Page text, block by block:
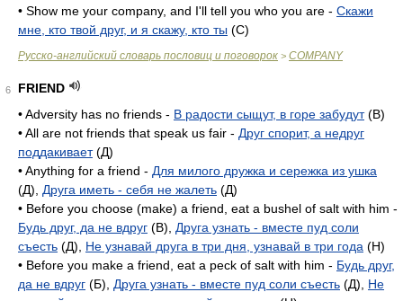
• Show me your company, and I'll tell you who you are - Скажи
мне, кто твой друг, и я скажу, кто ты (C)
Русско-английский словарь пословиц и поговорок > COMPANY
6
FRIEND
• Adversity has no friends - В радости сыщут, в горе забудут(B)
• All are not friends that speak us fair - Друг спорит, а недруг
поддакивает(Д)
• Anything for a friend - Для милого дружка и сережка из ушка
(Д), Друга иметь - себя не жалеть (Д)
• Before you choose (make) a friend, eat a bushel of salt with him -
Будь друг, да не вдруг (B), Друга узнать - вместе пуд соли
съесть (Д), Не узнавай друга в три дня, узнавай в три года (H)
• Before you make a friend, eat a peck of salt with him - Будь друг,
да не вдруг (Б), Друга узнать - вместе пуд соли съесть (Д), Не